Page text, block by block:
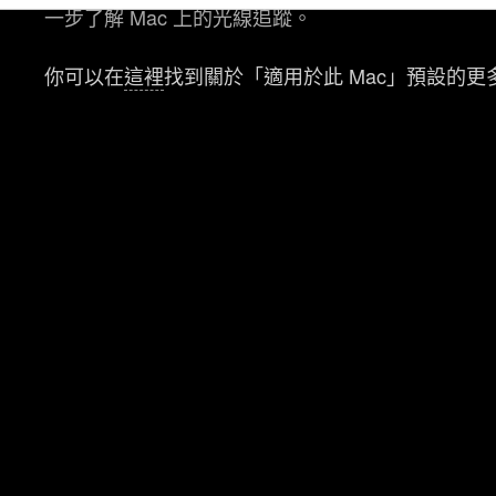
好，並了解我們使用 Cookies 的詳細說明。
一步了解 Mac 上的光線追蹤。
你可以在這裡找到關於「適用於此 Mac」預設的更